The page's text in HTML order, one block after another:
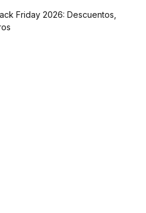
Friday 2026: Descuentos,